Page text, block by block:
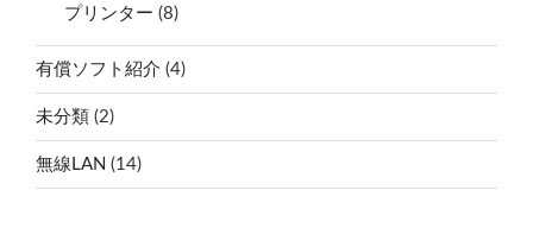
プリンター (8)
有償ソフト紹介 (4)
未分類 (2)
無線LAN (14)